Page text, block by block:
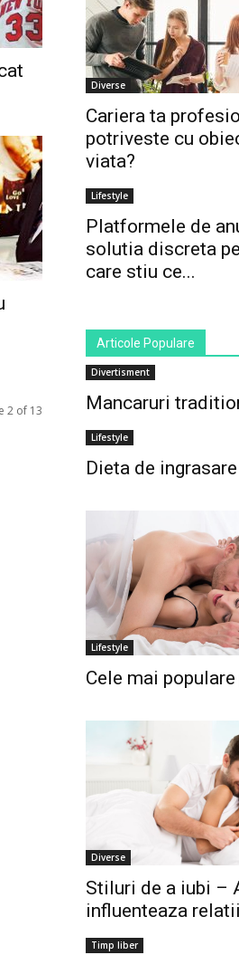
2 of 13
Diverse
Cariera ta
potriveste cu
viata?
Lifestyle
Platformele de
solutia discreta
care stiu ce...
Articole Populare
Divertisment
Mancaruri
Lifestyle
Dieta de ingrasare
Lifestyle
Cele mai
Diverse
Stiluri de a iubi –
influenteaza
Timp liber